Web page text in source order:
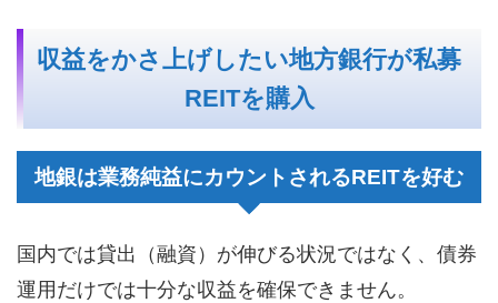
収益をかさ上げしたい地方銀行が私募
REITを購入
地銀は業務純益にカウントされるREITを好む
国内では貸出（融資）が伸びる状況ではなく、債券
運用だけでは十分な収益を確保できません。